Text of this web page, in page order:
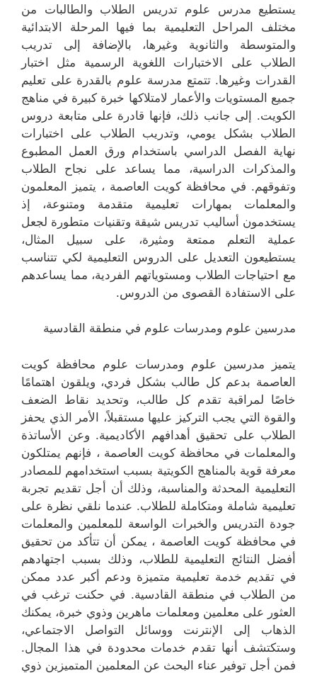
يستطيع مدرس علوم تدريس الطلاب والطالبات من
مختلف المراحل التعليمية بما فيها المرحلة الابتدائية
والمتوسطة والثانوية وغيرها، بالإضافة إلى تدريب
الطلاب على الاختبارات اللغوية الرسمية مثل اختبار
القدرات وغيرها. تتمتع مدرسة علوم بالقدرة على تعليم
جميع المستويات والأعمار لامتلاكها خبرة كبيرة في مناهج
الكويت. إلى جانب ذلك، فإنها قادرة على متابعة دروس
الطلاب بشكل يومي، وتدريب الطلاب على اختبارات
نهاية الفصل الدراسي باستخدام ورق العمل المطبوع
والمذكرات الدراسية، مما يساعد على نجاح الطلاب
وتفوقهم. في محافظة كويت العاصمة ، يتميز المعلمون
والمعلمات بمهارات تعليمية متقدمة ومتنوعة، إذ
يستخدمون أساليب تدريس شيقة وتقنيات متطورة لجعل
عملية التعلم ممتعة ومثيرة، على سبيل المثال،
يستطيعون التعديل على الدروس التعليمية لكي تتناسب
مع احتياجات الطلاب ومستوياتهم الفردية، مما يساعدهم
على الاستفادة القصوى من الدروس.
مدرسين علوم ومدرسات علوم في منطقة القادسية
يتميز مدرسين علوم ومدرسات علوم محافظة كويت
العاصمة بدعم كل طالب بشكل فردي، ويلقون اهتمامًا
خاصًا لمراقبة تقدم كل طالب، وتحديد نقاط الضعف
والقوة التي يجب التركيز عليها مستقبلاً، الأمر الذي يحفز
الطلاب على تحقيق أهدافهم الأكاديمية. وعن الأساتذة
والمعلمات في محافظة كويت العاصمة ، فإنهم يمتلكون
معرفة قوية بالمناهج الكويتية بسبب استخدامهم للمصادر
التعليمية المحدثة والمناسبة، وذلك أن أجل تقديم تجربة
تعليمية شاملة ومتكاملة للطلاب. عندما نلقي نظرة على
جودة التدريس والخبرات الواسعة للمعلمين والمعلمات
في محافظة كويت العاصمة ، يمكن أن تتأكد من تحقيق
أفضل النتائج التعليمية للطلاب، وذلك بسبب اجتهادهم
في تقديم خدمة تعليمية متميزة ودعم أكبر عدد ممكن
من الطلاب في منطقة القادسية. في حكنت ترغب في
العثور على معلمين ومعلمات ماهرين وذوي خبرة، يمكنك
الذهاب إلى الإنترنت ووسائل التواصل الاجتماعي،
وستكتشف أنها تقدم خدمات محدودة في هذا المجال.
فمن أجل توفير عناء البحث عن المعلمين المتميزين ذوي